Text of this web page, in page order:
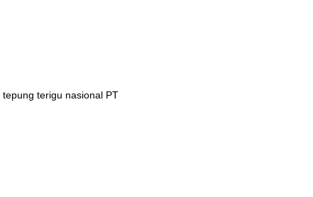
terigu nasional PT